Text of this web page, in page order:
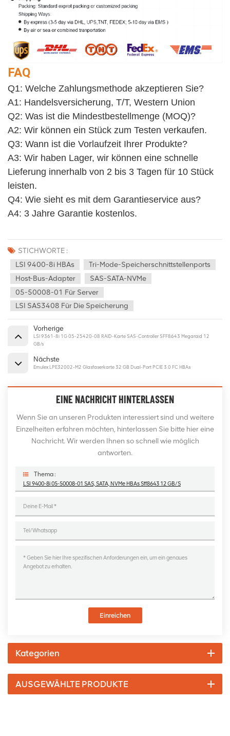
FAQ
Q1: Welche Zahlungsmethode akzeptieren Sie?
A1: Handelsversicherung, T/T, Western Union
Q2: Was ist die Mindestbestellmenge (MOQ)?
A2: Wir können ein Stück zum Testen verkaufen.
Q3: Wann ist die Vorlaufzeit Ihrer Produkte?
A3: Wir haben Lager, wir können eine schnelle
Lieferung innerhalb von 2 bis 3 Tagen für 10 Stück
leisten.
Q4: Wie sieht es mit dem Garantieservice aus?
A4: 3 Jahre Garantie kostenlos.
STICHWORTE :
LSI 9400-8i HBAs
Tri-Mode-Speicherschnittstellenports
Host-Bus-Adapter
SAS-SATA-NVMe
05-50008-01 Für Server
LSI SAS3408 Für Die Speicherung
Vorherige
LSI 9361-8i 1G 05-25420-08 RAID-Karte SAS-Controller SFF8643 Megaraid 12
GB/s
Nächste
Emulex LPE32002-M2 Glasfaserkarte 32 GB Dual-Port PCIE 3.0 FC HBAs
EINE NACHRICHT HINTERLASSEN
Wenn Sie an unseren Produkten interessiert sind und weitere
Einzelheiten erfahren möchten, hinterlassen Sie bitte hier eine
Nachricht. Wir werden Ihnen so schnell wie möglich
antworten.
Thema :
LSI 9400-8i 05-50008-01 SAS, SATA, NVMe HBAs Sff8643 12 GB/s
Einreichen
Kategorien
AUSGEWÄHLTE PRODUKTE